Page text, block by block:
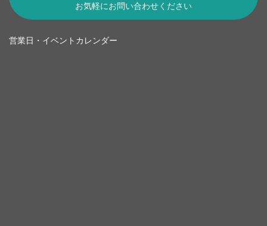
お気軽にお問い合わせください
営業日・イベントカレンダー